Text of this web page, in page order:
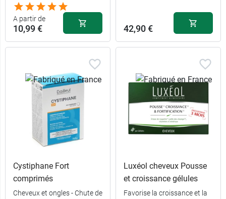
comprimés +
30 offerts
22,89 €
11,49 €
22,49 €
60 gélules 11,99 €
A partir de
10,99 € 42,90 €
Cystiphane Fort
comprimés
Cheveux et ongles - Chute de
Luxéol cheveux Pousse
et croissance gélules
Favorise la croissance et la